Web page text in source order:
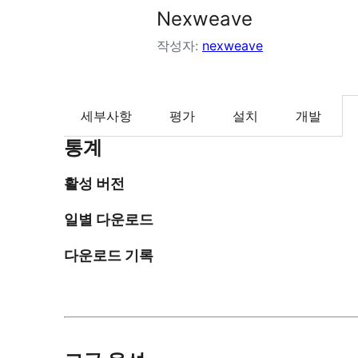
Nexweave
작성자: nexweave
세부사항 평가 설치 개발
통계
활성 버전
일별 다운로드
다운로드 기록